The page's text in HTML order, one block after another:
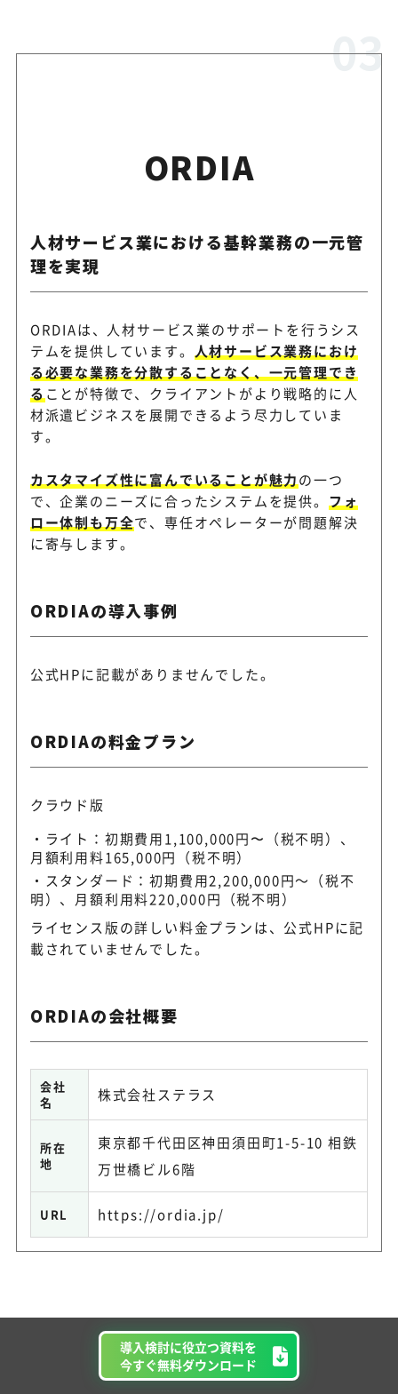
導入検討に役立つ資料を
今すぐ無料ダウンロード
ORDIA
人材サービス業における基幹業務の一元管
理を実現
ORDIAは、人材サービス業のサポートを行うシス
テムを提供しています。
人材サービス業務におけ
る必要な業務を分散することなく、一元管理でき
る ことが特徴で、クライアントがより戦略的に人
材派遣ビジネスを展開できるよう尽力していま
す。
カスタマイズ性に富んでいることが魅力の一つ
で、企業のニーズに合ったシステムを提供。
フォ
ロー体制も万全で、専任オペレーターが問題解決
に寄与します。
ORDIAの導入事例
公式HPに記載がありませんでした。
ORDIAの料金プラン
クラウド版
ライト：初期費用1,100,000円〜（税不明）、
月額利用料165,000円（税不明）
スタンダード：初期費用2,200,000円～（税不
明）、月額利用料220,000円（税不明）
ライセンス版の詳しい料金プランは、公式HPに記
載されていませんでした。
ORDIAの会社概要
会社
名
株式会社ステラス
所在
地
東京都千代田区神田須田町1-5-10 相鉄
万世橋ビル6階
URL https://ordia.jp/